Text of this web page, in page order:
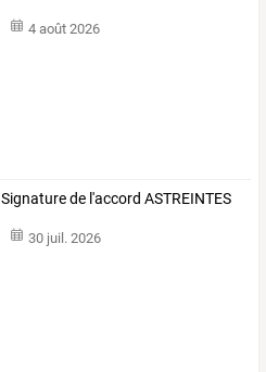
4 août 2026
Signature de l'accord ASTREINTES
30 juil. 2026